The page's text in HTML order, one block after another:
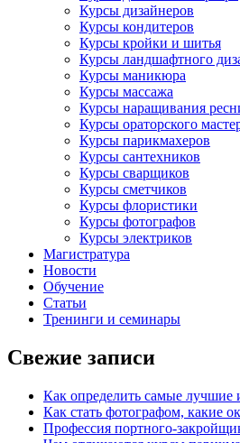
Курсы дизайнеров
Курсы кондитеров
Курсы кройки и шитья
Курсы ландшафтного
Курсы маникюра
Курсы массажа
Курсы наращивания
Курсы ораторского
Курсы парикмахеров
Курсы сантехников
Курсы сварщиков
Курсы сметчиков
Курсы флористики
Курсы фотографов
Курсы электриков
Магистратура
Новости
Обучение
Статьи
Тренинги и семинары
Свежие записи
Как определить самые
Как стать фотографом, какие
Профессия портного-